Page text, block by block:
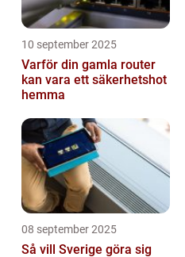
10 september 2025
Varför din gamla router
kan vara ett säkerhetshot
hemma
08 september 2025
Så vill Sverige göra sig